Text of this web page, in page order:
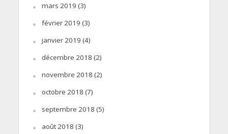
mars 2019 (3)
février 2019 (3)
janvier 2019 (4)
décembre 2018 (2)
novembre 2018 (2)
octobre 2018 (7)
septembre 2018 (5)
août 2018 (3)